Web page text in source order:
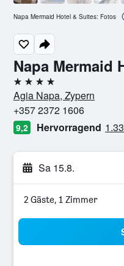
Napa Mermaid
4 Sterne
Agia Napa, Zypern
+357 2372 1606
9,2 Hervorragend
Sa 15.8.
2 Gäste, 1 Zimmer
Napa Mermaid Hotel & Suites: Fotos